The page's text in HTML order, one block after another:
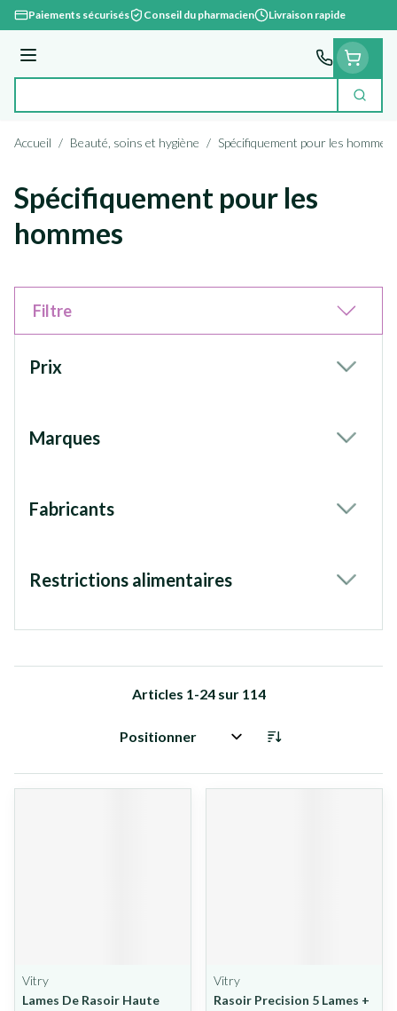
Aller au contenu
Paiements sécurisés Conseil du pharmacien Livraison rapide
Menu
Accueil / Beauté, soins et hygiène / Spécifiquement pour les hommes
Spécifiquement pour les
hommes
Filtre
Prix
Marques
Fabricants
Restrictions alimentaires
Articles 1-24sur 114
Trier par:
Vitry
Lames De Rasoir Haute
Vitry
Rasoir Precision 5 Lames +